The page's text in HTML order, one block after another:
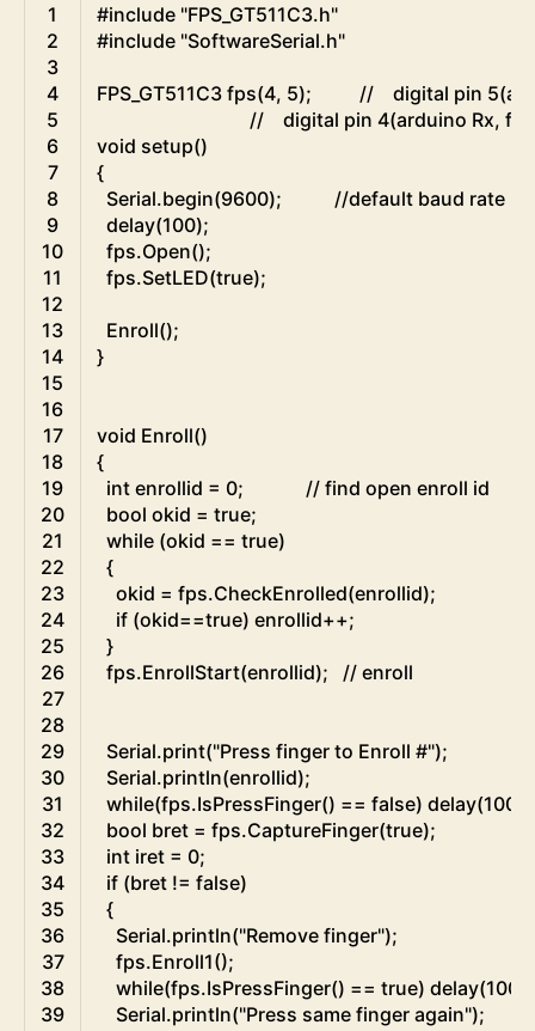
1
2
3
4
5
6
7
8
9
10
11
12
13
14
15
16
17
18
19
20
21
22
23
24
25
26
27
28
29
30
31
32
33
34
35
36
37
38
39
#include "FPS_GT511C3.h"
#include "SoftwareSerial.h"
FPS GT511C3 fps(4, 5);
//    digital pin
//    digital pin 4(arduino Rx,
void setup()
{
Serial.begin(9600);
//default baud rate
delay(100);
fps.Open();
fps.SetLED(true);
Enroll();
}
void Enroll()
{
int enrollid = 0;
// find open enroll id
bool okid = true;
while (okid == true)
{
okid = fps.CheckEnrolled(enrollid);
if (okid==true) enrollid++;
}
fps.EnrollStart(enrollid); // enroll
Serial.print("Press finger to Enroll #");
Serial.println(enrollid);
while(fps.IsPressFinger() == false) delay(100
bool bret = fps.CaptureFinger(true);
int iret = 0;
if (bret != false)
{
Serial.println("Remove finger");
fps.Enroll1();
while(fps.IsPressFinger() == true) delay(100
Serial.println("Press same finger again");